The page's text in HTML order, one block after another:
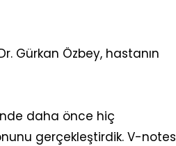
Gürkan Özbey, hastanın
daha önce hiç
gerçekleştirdik. V-notes